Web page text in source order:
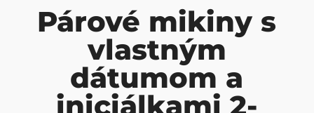
Párové mikiny s
vlastným
dátumom a
iniciálkami 2-